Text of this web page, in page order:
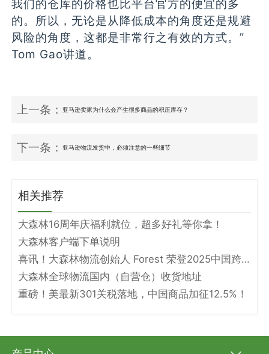
我们的仓库的价格也比平台官方的便宜的多
的。所以，无论是从降低成本的角度还是规避
风险的角度，这都是非常行之有效的方式。”
Tom Gao讲道。
上一条：亚马逊卖家为什么会产生很多商品的积压库存？
下一条：亚马逊物流发货中，必须注意的一些细节
相关推荐
大森林16周年庆福利就位，超多好礼等你拿！
大森林客户端下单说明
喜讯！大森林物流创始人 Forest 荣登2025中国跨境电商物流名人堂！
大森林全球物流国内（自营仓）收货地址
重磅！美最新301关税落地，中国商品加征12.5%！